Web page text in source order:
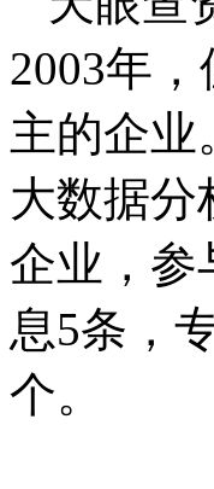
2003年
主的企业
大数据分
企业，参
息5条，
个。